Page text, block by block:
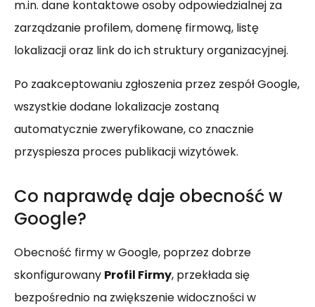
m.in. dane kontaktowe osoby odpowiedzialnej za
zarządzanie profilem, domenę firmową, listę
lokalizacji oraz link do ich struktury organizacyjnej.
Po zaakceptowaniu zgłoszenia przez zespół Google,
wszystkie dodane lokalizacje zostaną
automatycznie zweryfikowane, co znacznie
przyspiesza proces publikacji wizytówek.
Co naprawdę daje obecność w
Google?
Obecność firmy w Google, poprzez dobrze
skonfigurowany Profil Firmy, przekłada się
bezpośrednio na zwiększenie widoczności w